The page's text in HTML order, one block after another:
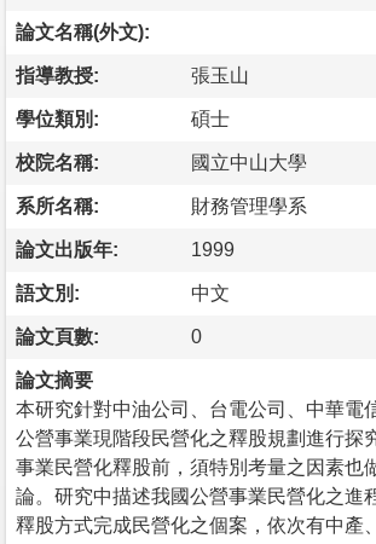
論文名稱(外文):
指導教授: 張玉山
學位類別: 碩士
校院名稱: 國立中山大學
系所名稱: 財務管理學系
論文出版年: 1999
語文別: 中文
論文頁數: 0
論文摘要
本研究針對中油公司、台電公司、中華電
公營事業現階段民營化之釋股規劃進行探
事業民營化釋股前，須特別考量之因素也
論。研究中描述我國公營事業民營化之進
釋股方式完成民營化之個案，依次有中產